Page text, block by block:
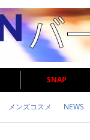
SNAP
メンズコスメ NEWS